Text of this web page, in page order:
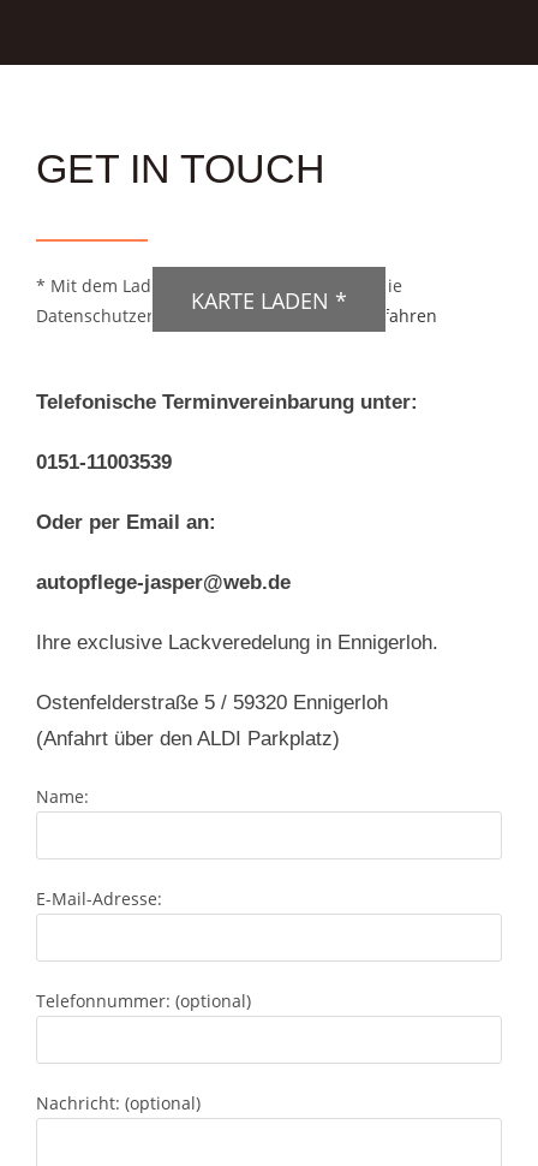
GET IN TOUCH
KARTE LADEN *
* Mit dem Laden der Karte akzeptierst du die
Datenschutzerklärung von Google. Mehr erfahren
Telefonische Terminvereinbarung unter:
0151-11003539
Oder per Email an:
autopflege-jasper@web.de
Ihre exclusive Lackveredelung in Ennigerloh.
Ostenfelderstraße 5 / 59320 Ennigerloh
(Anfahrt über den ALDI Parkplatz)
Name:
E-Mail-Adresse:
Telefonnummer: (optional)
Nachricht: (optional)